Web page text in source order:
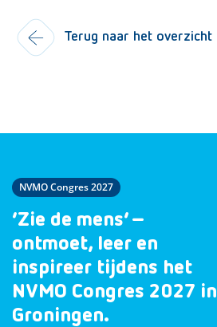
Terug naar het overzicht
NVMO Congres 2027
‘Zie de mens’ –
ontmoet, leer en
inspireer tijdens het
NVMO Congres 2027 in
Groningen.